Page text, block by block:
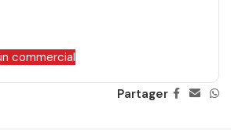
commercial
Partager